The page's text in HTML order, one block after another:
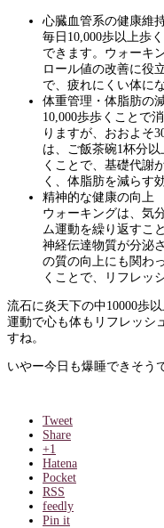
心臓血管系の健康維
毎日10,000歩以上歩
できます。ウォーキ
ロール値の改善に役
で、疲れにくい体に
体重管理・体脂肪の
10,000歩歩くことで
りますが、おおよそ
は、ご飯茶碗1杯分
くことで、基礎代謝
く、体脂肪を減らす
精神的な健康の向上
ウォーキングは、気
ム運動を繰り返すこ
神経伝達物質が分泌
の質の向上にも関わ
くことで、リフレッ
流石に炎天下の中10000歩
運動で心も体もリフレッシ
すね。
いやー今日も爆睡できそう
Tweet
Share
+1
Hatena
Pocket
RSS
feedly
Pin it